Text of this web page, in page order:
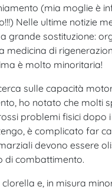
(mia moglie è
Nelle ultime notizie
grande sostituzione:
medicina di
è molto minoritaria!
sulle capacità
ho notato che molti
problemi fisici dopo i
è complicato far
devono essere
di combattimento.
e, in misura